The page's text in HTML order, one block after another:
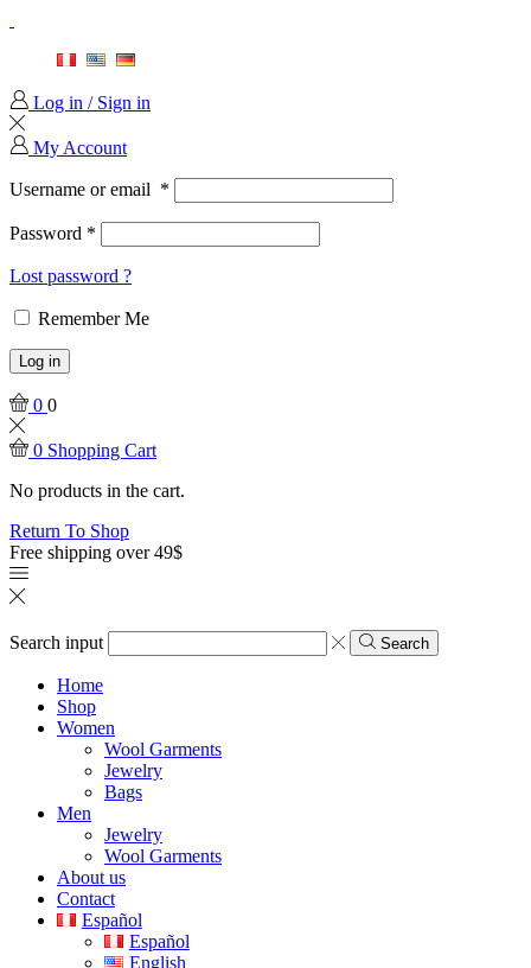
Log in / Sign in
My Account
Username or email *
Password *
Lost password ?
Remember Me
Log in
0 0
0 Shopping Cart
No products in the cart.
Return To Shop
Free shipping over 49$
Search input Search
Home
Shop
Women
Wool Garments
Jewelry
Bags
Men
Jewelry
Wool Garments
About us
Contact
Español
Español
English